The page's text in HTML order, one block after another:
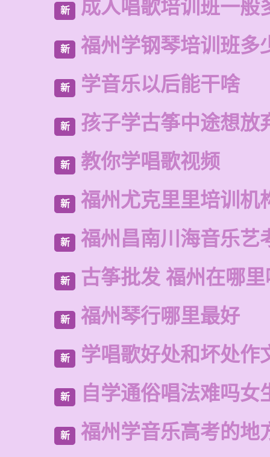
新 成人唱歌培训班一般
新 福州学钢琴培训班多
新 学音乐以后能干啥
新 孩子学古筝中途想放
新 教你学唱歌视频
新 福州尤克里里培训机
新 福州昌南川海音乐艺
新 古筝批发 福州在哪
新 福州琴行哪里最好
新 学唱歌好处和坏处作
新 自学通俗唱法难吗女
新 福州学音乐高考的地